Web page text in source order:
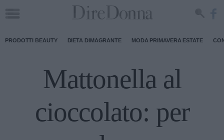
PRODOTTI BEAUTY DIETA DIMAGRANTE MODA PRIMAVERA ESTATE
Mattonella al
cioccolato: per